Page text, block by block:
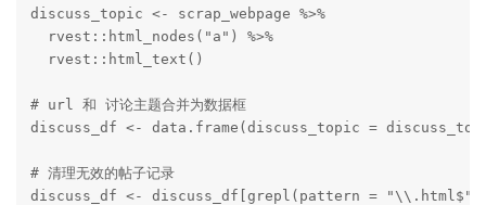
discuss_topic <- scrap_webpage %>%
  rvest::html_nodes("a") %>%
  rvest::html_text()
# url 和 讨论主题合并为数据框
discuss_df <- data.frame(discuss_topic =
# 清理无效的帖子记录
discuss_df <- discuss_df[grepl(pattern =